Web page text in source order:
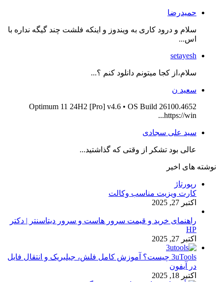
حمیدرضا
سلام و درود کاری به ویندوز و اینکه فلشت چند گیگه نداره با
اس...
setayesh
سلام،از کجا میتونم دانلود کنم ؟...
سعید ن
Optimum 11 24H2 [Pro] v4.6 • OS Build 26100.4652
https://win...
سید علی سجادی
عالی بود تشکر از وقتی که گذاشتید...
نوشته های اخیر
رپورتاژ
کارت ویزیت مناسب وکالت
اکتبر 27, 2025
راهنمای خرید و قیمت سرور هاست و سرور دیتاسنتر | دکتر
HP
اکتبر 27, 2025
3uTools چیست؟ آموزش کامل فلش، جیلبریک و انتقال فایل
در آیفون
اکتبر 18, 2025